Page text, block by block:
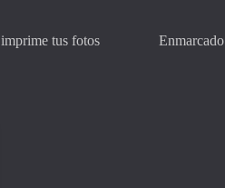
imprime tus fotos Enmarcado